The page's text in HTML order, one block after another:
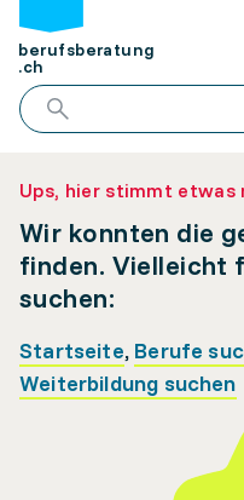
berufsberatung
.ch
Ups, hier stimmt etwas
Wir konnten die
finden. Vielleicht
suchen:
Startseite, Berufe
Weiterbildung suchen